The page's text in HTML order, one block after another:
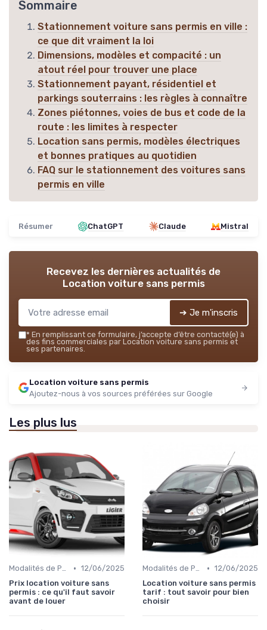
Sommaire
Stationnement voiture sans permis en ville :
ce que dit vraiment la loi
Dimensions, modèles et compacité : un
atout réel pour trouver une place
Stationnement payant, résidentiel et
parkings souterrains : les règles à connaître
Zones piétonnes, voies de bus et code de la
route : les limites à respecter
Location sans permis, modèles électriques
et bonnes pratiques au quotidien
FAQ sur le stationnement des voitures sans
permis en ville
Résumer ChatGPT Claude Mistral
Recevez les dernières actualités de
Location voiture sans permis
➔ Je m'inscris
* En remplissant ce formulaire, j’accepte d’être contacté(e) à
des fins commerciales par Location voiture sans permis et
ses partenaires.
Location voiture sans permis
Ajoutez-nous à vos sources préférées sur Google
Les plus lus
Modalités de Paiement • 12/06/2025
Prix location voiture sans
permis : ce qu'il faut savoir
avant de louer
Modalités de Paiement • 12/06/2025
Location voiture sans permis
tarif : tout savoir pour bien
choisir